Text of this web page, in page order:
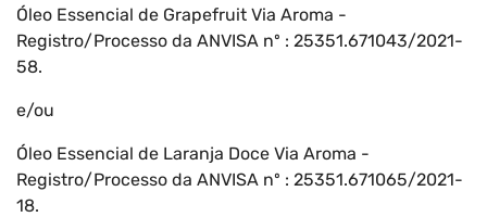
Óleo Essencial de Grapefruit Via Aroma -
Registro/Processo da ANVISA nº : 25351.671043/2021-
58.
e/ou
Óleo Essencial de Laranja Doce Via Aroma -
Registro/Processo da ANVISA nº : 25351.671065/2021-
18.